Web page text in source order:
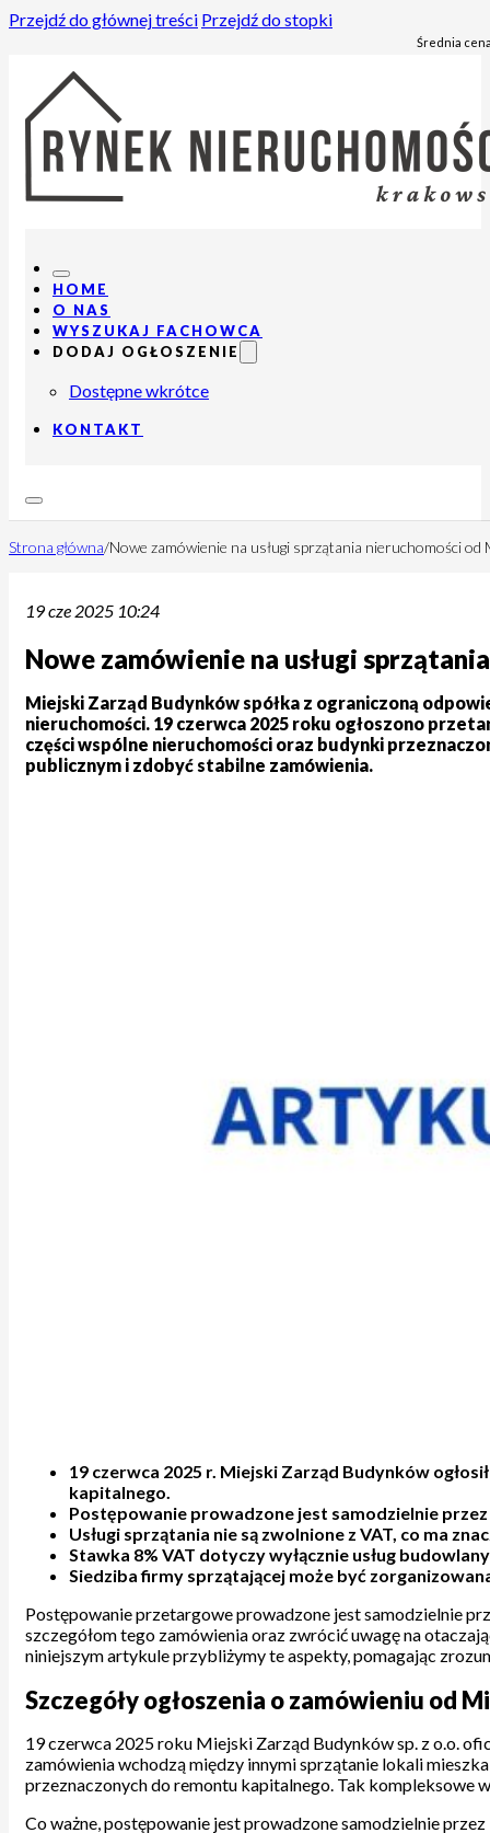
Przejdź do głównej treści Przejdź do stopki
Średnia
HOME
O NAS
WYSZUKAJ FACHOWCA
DODAJ OGŁOSZENIE
Dostępne wkrótce
KONTAKT
Strona główna/Nowe zamówienie na usługi sprzątania nieruchomości od
19 cze 2025 10:24
Nowe zamówienie na usługi
Miejski Zarząd Budynków spółka z ograniczoną
nieruchomości. 19 czerwca 2025 roku ogłoszono
części wspólne nieruchomości oraz budynki
publicznym i zdobyć stabilne zamówienia.
19 czerwca 2025 r. Miejski Zarząd Budynków
kapitalnego.
Postępowanie prowadzone jest samodzielnie
Usługi sprzątania nie są zwolnione z VAT, co ma
Stawka 8% VAT dotyczy wyłącznie usług
Siedziba firmy sprzątającej może być
Postępowanie przetargowe prowadzone jest samodzielnie
szczegółom tego zamówienia oraz zwrócić uwagę na
niniejszym artykule przybliżymy te aspekty, pomagając
Szczegóły ogłoszenia o zamówieniu od
19 czerwca 2025 roku Miejski Zarząd Budynków sp. z o.o.
zamówienia wchodzą między innymi sprzątanie lokali
przeznaczonych do remontu kapitalnego. Tak kompleksowe
Co ważne, postępowanie jest prowadzone samodzielnie